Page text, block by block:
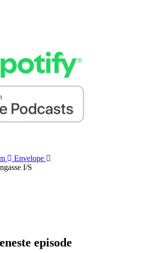
Envelope
I/S
episode